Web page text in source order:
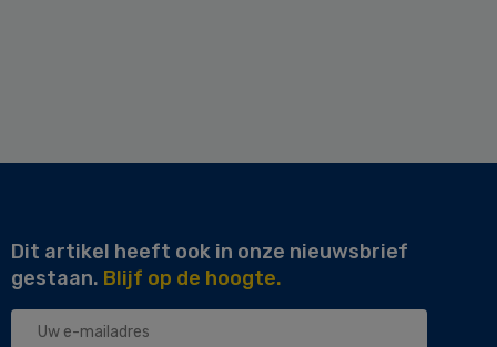
Dit artikel heeft ook in onze nieuwsbrief
gestaan. Blijf op de hoogte.
Uw